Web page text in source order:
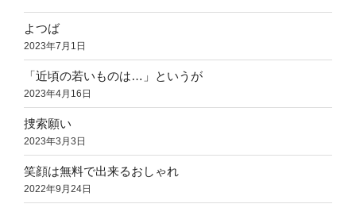
よつば
2023年7月1日
「近頃の若いものは…」というが
2023年4月16日
捜索願い
2023年3月3日
笑顔は無料で出来るおしゃれ
2022年9月24日